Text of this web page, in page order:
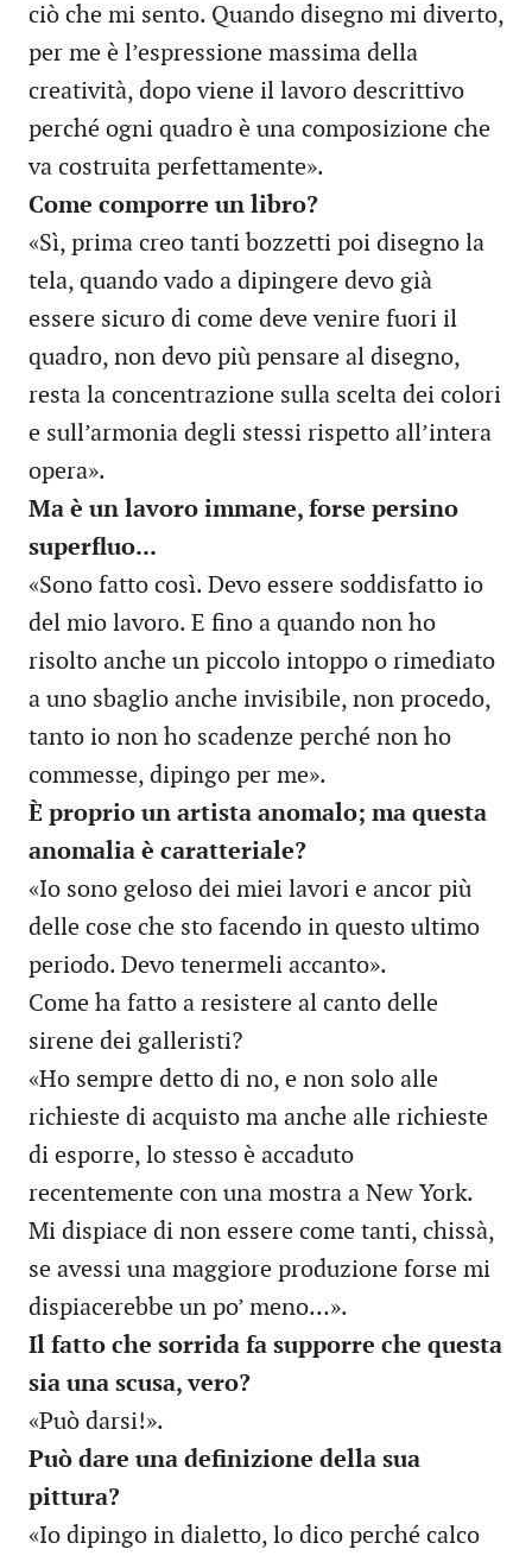
ciò che mi sento. Quando disegno mi diverto,
per me è l’espressione massima della
creatività, dopo viene il lavoro descrittivo
perché ogni quadro è una composizione che
va costruita perfettamente».
Come comporre un libro?
«Sì, prima creo tanti bozzetti poi disegno la
tela, quando vado a dipingere devo già
essere sicuro di come deve venire fuori il
quadro, non devo più pensare al disegno,
resta la concentrazione sulla scelta dei colori
e sull’armonia degli stessi rispetto all’intera
opera».
Ma è un lavoro immane, forse persino
superfluo...
«Sono fatto così. Devo essere soddisfatto io
del mio lavoro. E fino a quando non ho
risolto anche un piccolo intoppo o rimediato
a uno sbaglio anche invisibile, non procedo,
tanto io non ho scadenze perché non ho
commesse, dipingo per me».
È proprio un artista anomalo; ma questa
anomalia è caratteriale?
«Io sono geloso dei miei lavori e ancor più
delle cose che sto facendo in questo ultimo
periodo. Devo tenermeli accanto».
Come ha fatto a resistere al canto delle
sirene dei galleristi?
«Ho sempre detto di no, e non solo alle
richieste di acquisto ma anche alle richieste
di esporre, lo stesso è accaduto
recentemente con una mostra a New York.
Mi dispiace di non essere come tanti, chissà,
se avessi una maggiore produzione forse mi
dispiacerebbe un po’ meno…».
Il fatto che sorrida fa supporre che questa
sia una scusa, vero?
«Può darsi!».
Può dare una definizione della sua
pittura?
«Io dipingo in dialetto, lo dico perché calco